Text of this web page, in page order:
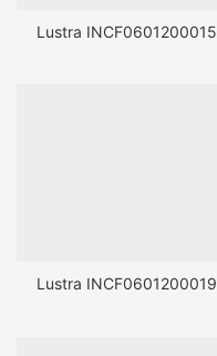
Lustra INCF0601200015
Lustra INCF0601200019